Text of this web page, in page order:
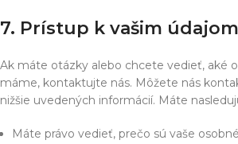
7. Prístup k vašim
Ak máte otázky alebo chcete vedieť, aké
máme, kontaktujte nás. Môžete nás
nižšie uvedených informácií. Máte
Máte právo vedieť, prečo sú vaše